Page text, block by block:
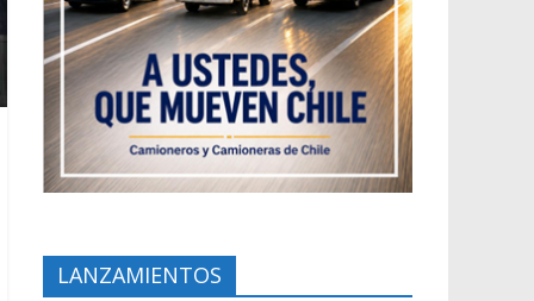
LANZAMIENTOS